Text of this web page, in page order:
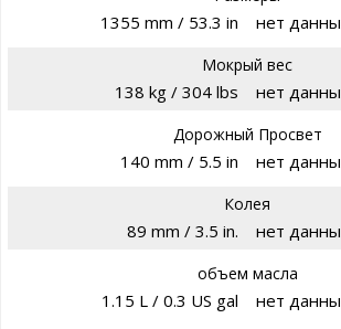
1355 mm / 53.3 in нет
Мокрый вес
138 kg / 304 lbs нет
Дорожный Просвет
140 mm / 5.5 in нет
Колея
89 mm / 3.5 in. нет
объем масла
1.15 L / 0.3 US gal нет